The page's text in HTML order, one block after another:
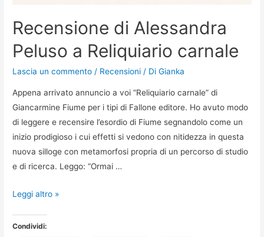
Recensione di Alessandra
Peluso a Reliquiario carnale
Lascia un commento / Recensioni / DiGianka
Appena arrivato annuncio a voi “Reliquiario carnale” di
Giancarmine Fiume per i tipi di Fallone editore. Ho avuto modo
di leggere e recensire l’esordio di Fiume segnandolo come un
inizio prodigioso i cui effetti si vedono con nitidezza in questa
nuova silloge con metamorfosi propria di un percorso di studio
e di ricerca. Leggo: “Ormai …
Recensione
Alessandra
Leggi altro »
Condividi: